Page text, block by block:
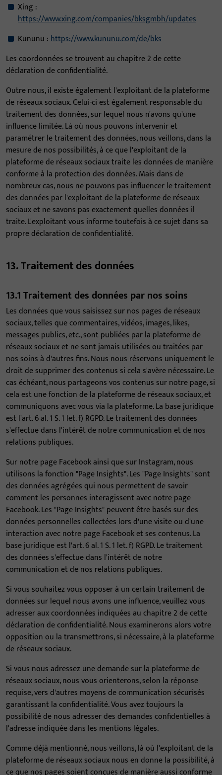
Xing :
https://www.xing.com/companies/bksgmbh/updates
Kununu :https://www.kununu.com/de/bks
Les coordonnées se trouvent au chapitre 2 de cette
déclaration de confidentialité.
Outre nous, il existe également l'exploitant de la plateforme
de réseaux sociaux. Celui-ci est également responsable du
traitement des données, sur lequel nous n'avons qu'une
influence limitée. Là où nous pouvons intervenir et
paramétrer le traitement des données, nous veillons, dans la
mesure de nos possibilités, à ce que l'exploitant de la
plateforme de réseaux sociaux traite les données de manière
conforme à la protection des données. Mais dans de
nombreux cas, nous ne pouvons pas influencer le traitement
des données par l'exploitant de la plateforme de réseaux
sociaux et ne savons pas exactement quelles données il
traite. L'exploitant vous informe toutefois à ce sujet dans sa
propre déclaration de confidentialité.
13. Traitement des données
13.1 Traitement des données par nos soins
Les données que vous saisissez sur nos pages de réseaux
sociaux, telles que commentaires, vidéos, images, likes,
messages publics, etc., sont publiées par la plateforme de
réseaux sociaux et ne sont jamais utilisées ou traitées par
nos soins à d'autres fins. Nous nous réservons uniquement le
droit de supprimer des contenus si cela s'avère nécessaire. Le
cas échéant, nous partageons vos contenus sur notre page, si
cela est une fonction de la plateforme de réseaux sociaux, et
communiquons avec vous via la plateforme. La base juridique
est l'art. 6 al. 1 S. 1 let. f) RGPD. Le traitement des données
s'effectue dans l'intérêt de notre communication et de nos
relations publiques.
Sur notre page Facebook ainsi que sur Instagram, nous
utilisons la fonction "Page Insights". Les "Page Insights" sont
des données agrégées qui nous permettent de savoir
comment les personnes interagissent avec notre page
Facebook. Les "Page Insights" peuvent être basés sur des
données personnelles collectées lors d'une visite ou d'une
interaction avec notre page Facebook et ses contenus. La
base juridique est l'art. 6 al. 1 S. 1 let. f) RGPD. Le traitement
des données s'effectue dans l'intérêt de notre
communication et de nos relations publiques.
Si vous souhaitez vous opposer à un certain traitement de
données sur lequel nous avons une influence, veuillez vous
adresser aux coordonnées indiquées au chapitre 2 de cette
déclaration de confidentialité. Nous examinerons alors votre
opposition ou la transmettrons, si nécessaire, à la plateforme
de réseaux sociaux.
Si vous nous adressez une demande sur la plateforme de
réseaux sociaux, nous vous orienterons, selon la réponse
requise, vers d'autres moyens de communication sécurisés
garantissant la confidentialité. Vous avez toujours la
possibilité de nous adresser des demandes confidentielles à
l'adresse indiquée dans les mentions légales.
Comme déjà mentionné, nous veillons, là où l'exploitant de la
plateforme de réseaux sociaux nous en donne la possibilité, à
ce que nos pages soient conçues de manière aussi conforme